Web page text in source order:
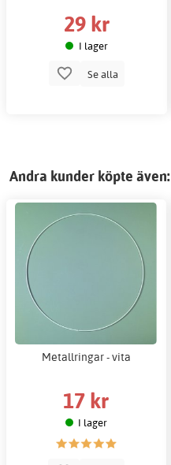
29 kr
I lager
Se alla
Andra kunder köpte även:
Metallringar - vita
17 kr
I lager